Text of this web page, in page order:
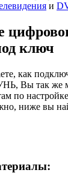
и
ключ
как
Вы так же
по
ниже вы